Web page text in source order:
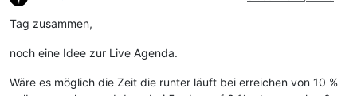
Tag zusammen,
noch eine Idee zur Live Agenda.
Wäre es möglich die Zeit die runter läuft bei erreichen von 10 %